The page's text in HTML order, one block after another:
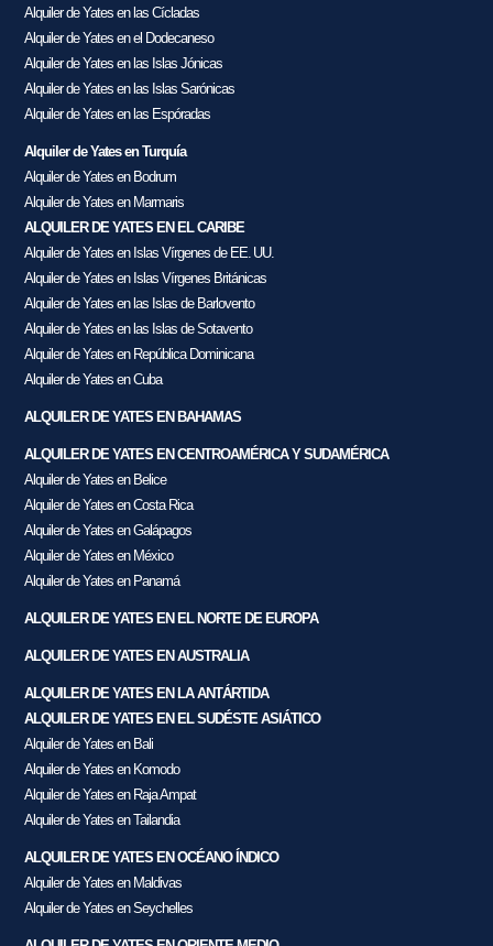
Alquiler de Yates en las Cícladas
Alquiler de Yates en el Dodecaneso
Alquiler de Yates en las Islas Jónicas
Alquiler de Yates en las Islas Sarónicas
Alquiler de Yates en las Espóradas
Alquiler de Yates en Turquía
Alquiler de Yates en Bodrum
Alquiler de Yates en Marmaris
ALQUILER DE YATES EN EL CARIBE
Alquiler de Yates en Islas Vírgenes de EE. UU.
Alquiler de Yates en Islas Vírgenes Británicas
Alquiler de Yates en las Islas de Barlovento
Alquiler de Yates en las Islas de Sotavento
Alquiler de Yates en República Dominicana
Alquiler de Yates en Cuba
ALQUILER DE YATES EN BAHAMAS
ALQUILER DE YATES EN CENTROAMÉRICA Y SUDAMÉRICA
Alquiler de Yates en Belice
Alquiler de Yates en Costa Rica
Alquiler de Yates en Galápagos
Alquiler de Yates en México
Alquiler de Yates en Panamá
ALQUILER DE YATES EN EL NORTE DE EUROPA
ALQUILER DE YATES EN AUSTRALIA
ALQUILER DE YATES EN LA ANTÁRTIDA
ALQUILER DE YATES EN EL SUDÉSTE ASIÁTICO
Alquiler de Yates en Bali
Alquiler de Yates en Komodo
Alquiler de Yates en Raja Ampat
Alquiler de Yates en Tailandia
ALQUILER DE YATES EN OCÉANO ÍNDICO
Alquiler de Yates en Maldivas
Alquiler de Yates en Seychelles